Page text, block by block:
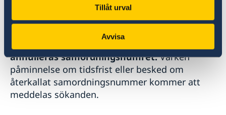
Tillåt urval
Avvisa
När samordningsnummer är klart meddelas
beslut till sökanden. Du måste därefter ansöka
om passa inom tre (3) månader.
annulleras samordningsnumret.Varken
påminnelse om tidsfrist eller besked om
återkallat samordningsnummer kommer att
meddelas sökanden.